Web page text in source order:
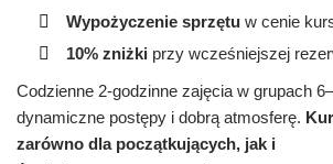
Wypożyczenie sprzętu w cenie
10% zniżki przy wcześniejszej
Codzienne 2-godzinne zajęcia w grupach
dynamiczne postępy i dobrą atmosferę.
zarówno dla początkujących, jak i